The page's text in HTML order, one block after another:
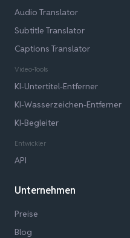
Audio Translator
Subtitle Translator
Captions Translator
Video-Tools
KI-Untertitel-Entferner
KI-Wasserzeichen-Entferner
KI-Begleiter
Entwickler
API
Unternehmen
Preise
Blog